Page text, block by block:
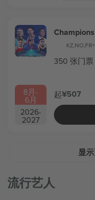
8月-
6月
2026-
2027
KZ,NO,FR
350 张门票
起¥507
显
流行艺人